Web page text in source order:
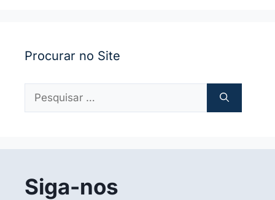
Procurar no Site
Pesquisar
Siga-nos